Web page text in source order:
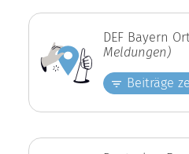
DEF Bayern
Meldungen)
Beiträge